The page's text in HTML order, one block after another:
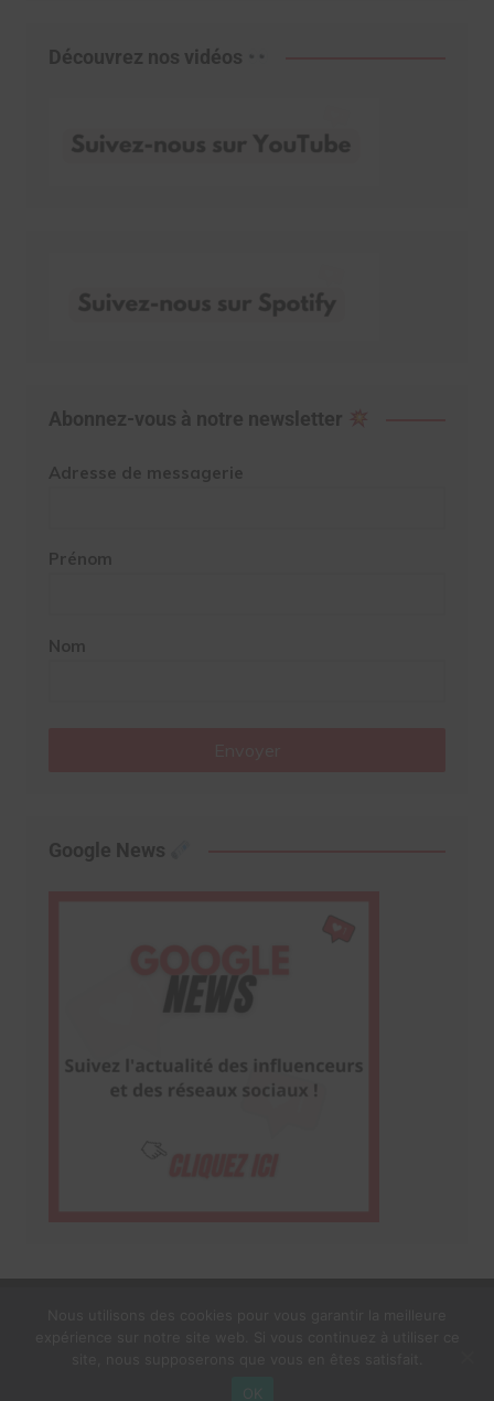
Découvrez nos vidéos
Abonnez-vous à notre newsletter
Adresse de messagerie
Prénom
Nom
Google News
À propos
OK